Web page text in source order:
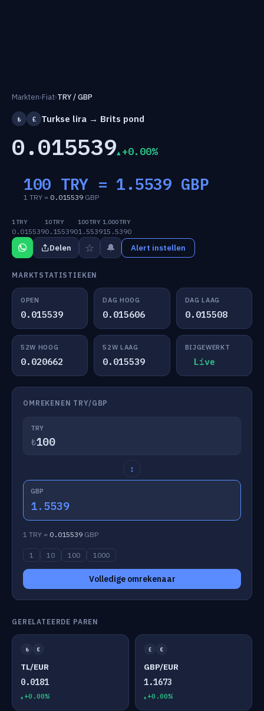
Markten›Fiat›TRY / GBP
₺ £ Turkse lira → Brits pond
0.015539 +0.00%
100 TRY =1.5539 GBP
1 TRY = 0.015539 GBP
1 TRY
0.015539
10 TRY
0.155390
100 TRY
1.5539
1,000 TRY
15.5390
Delen ☆ 🔔 Alert instellen
MARKTSTATISTIEKEN
OPEN
0.015539
DAG HOOG
0.015606
DAG LAAG
0.015508
52W HOOG
0.020662
52W LAAG
0.015539
BIJGEWERKT
Live
OMREKENEN TRY/GBP
TRY
₺
↕
GBP
1.5539
1 TRY = 0.015539 GBP
1 10 100 1000
Volledige omrekenaar
GERELATEERDE PAREN
₺ €
TL/EUR
0.0181
+0.00%
£ €
GBP/EUR
1.1673
+0.00%